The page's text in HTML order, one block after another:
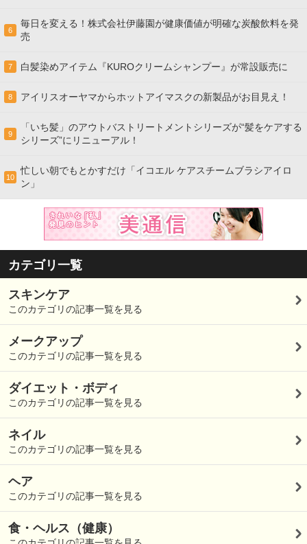
6
毎日を変える！株式会社伊藤園が健康価値が明確な炭酸飲料を発
売
7 白髪染めアイテム『KUROクリームシャンプー』が常設販売に
8 アイリスオーヤマからホットアイマスクの新製品がお目見え！
9
「いち髪」のアウトバストリートメントシリーズが“髪をケアする
シリーズ”にリニューアル！
10
忙しい朝でもとかすだけ「イコエル ケアスチームブラシアイロ
ン」
カテゴリ一覧
スキンケア
このカテゴリの記事一覧を見る
メークアップ
このカテゴリの記事一覧を見る
ダイエット・ボディ
このカテゴリの記事一覧を見る
ネイル
このカテゴリの記事一覧を見る
ヘア
このカテゴリの記事一覧を見る
食・ヘルス（健康）